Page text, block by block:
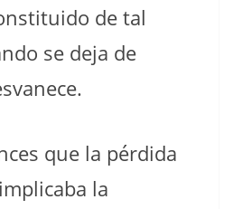
de tal
se deja de
que la pérdida
la